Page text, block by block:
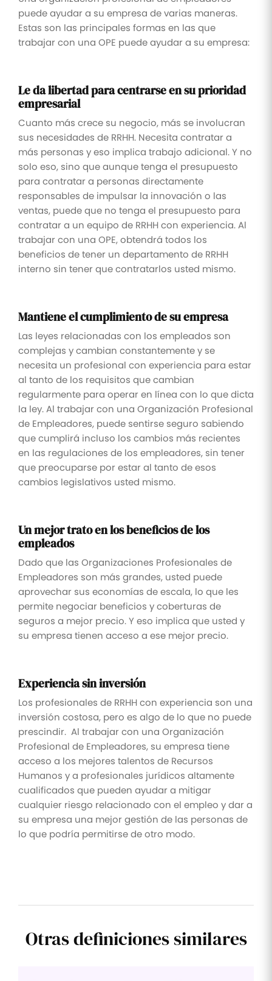
puede ayudar a su empresa de varias maneras.
Estas son las principales formas en las que
trabajar con una OPE puede ayudar a su empresa:
Le da libertad para centrarse en su prioridad
empresarial
Cuanto más crece su negocio, más se involucran
sus necesidades de RRHH. Necesita contratar a
más personas y eso implica trabajo adicional. Y no
solo eso, sino que aunque tenga el presupuesto
para contratar a personas directamente
responsables de impulsar la innovación o las
ventas, puede que no tenga el presupuesto para
contratar a un equipo de RRHH con experiencia. Al
trabajar con una OPE, obtendrá todos los
beneficios de tener un departamento de RRHH
interno sin tener que contratarlos usted mismo.
Mantiene el cumplimiento de su empresa
Las leyes relacionadas con los empleados son
complejas y cambian constantemente y se
necesita un profesional con experiencia para estar
al tanto de los requisitos que cambian
regularmente para operar en línea con lo que dicta
la ley. Al trabajar con una Organización Profesional
de Empleadores, puede sentirse seguro sabiendo
que cumplirá incluso los cambios más recientes
en las regulaciones de los empleadores, sin tener
que preocuparse por estar al tanto de esos
cambios legislativos usted mismo.
Un mejor trato en los beneficios de los
empleados
Dado que las Organizaciones Profesionales de
Empleadores son más grandes, usted puede
aprovechar sus economías de escala, lo que les
permite negociar beneficios y coberturas de
seguros a mejor precio. Y eso implica que usted y
su empresa tienen acceso a ese mejor precio.
Experiencia sin inversión
Los profesionales de RRHH con experiencia son una
inversión costosa, pero es algo de lo que no puede
prescindir. Al trabajar con una Organización
Profesional de Empleadores, su empresa tiene
acceso a los mejores talentos de Recursos
Humanos y a profesionales jurídicos altamente
cualificados que pueden ayudar a mitigar
cualquier riesgo relacionado con el empleo y dar a
su empresa una mejor gestión de las personas de
lo que podría permitirse de otro modo.
Otras definiciones similares